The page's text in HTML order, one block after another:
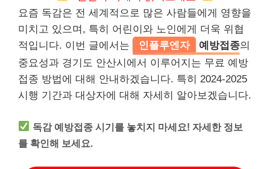
요즘 독감은 전 세계적으로 많은 사람들에게 영향을
미치고 있으며, 특히 어린이와 노인에게 더욱 위협
적입니다. 이번 글에서는
인플루엔자 예방접종의
중요성과 경기도 안산시에서 이루어지는 무료 예방
접종 방법에 대해 안내하겠습니다. 특히 2024-2025
시행 기간과 대상자에 대해 자세히 알아보겠습니다.
독감 예방접종 시기를 놓치지 마세요! 자세한 정보
를 확인해 보세요.